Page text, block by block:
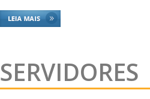
SERVIDORES